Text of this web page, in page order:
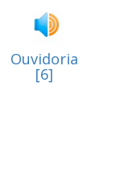
Ouvidoria
[6]